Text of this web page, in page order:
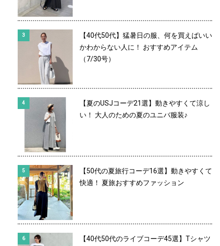
【40代50代】猛暑日の服、何を買えばいい
かわからない人に！ おすすめアイテム
（7/30号）
【夏のUSJコーデ21選】動きやすくて涼し
い！ 大人のための夏のユニバ服装♪
【50代の夏旅行コーデ16選】動きやすくて
快適！ 夏旅おすすめファッション
【40代50代のライブコーデ45選】Tシャツ